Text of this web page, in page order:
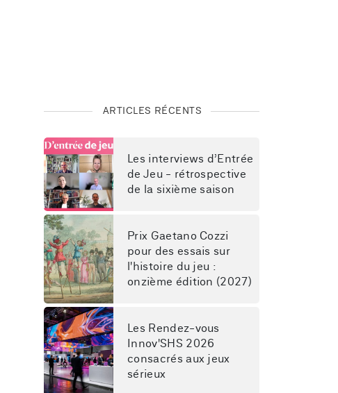
ARTICLES RÉCENTS
Les interviews d’Entrée
de Jeu - rétrospective
de la sixième saison
Prix Gaetano Cozzi
pour des essais sur
l'histoire du jeu :
onzième édition (2027)
Les Rendez-vous
Innov'SHS 2026
consacrés aux jeux
sérieux